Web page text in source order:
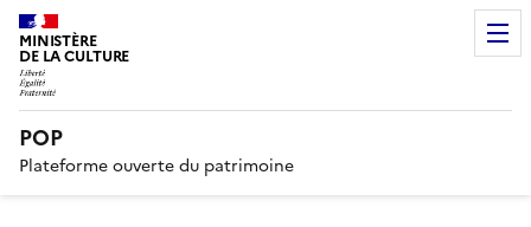
MINISTÈRE
DE LA CULTURE
POP
Plateforme ouverte du patrimoine